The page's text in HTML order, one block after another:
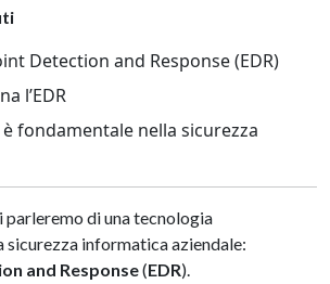
Detection and Response (EDR)
l’EDR
è fondamentale nella sicurezza
parleremo di una tecnologia
sicurezza informatica aziendale:
and Response(EDR).